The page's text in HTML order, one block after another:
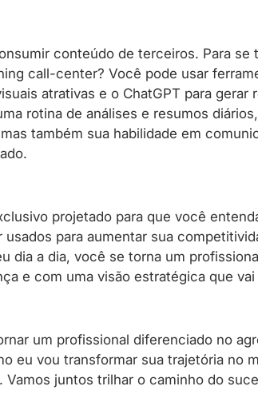
conteúdo de terceiros. Para se
call-center? Você pode usar
atrativas e o ChatGPT para gerar
rotina de análises e resumos
também sua habilidade em
projetado para que você
para aumentar sua
dia a dia, você se torna um
e com uma visão estratégica que
um profissional diferenciado no
eu vou transformar sua trajetória no
juntos trilhar o caminho do